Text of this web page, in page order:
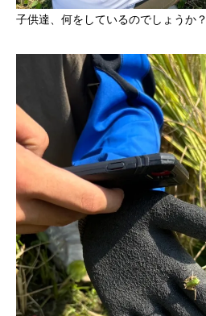
子供達、何をしているのでしょうか？